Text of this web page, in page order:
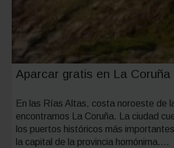
Aparcar gratis en La Coruña
En las Rías Altas, costa noroeste de
encontramos La Coruña. La ciudad
los puertos históricos más
la capital de la provincia homónima….